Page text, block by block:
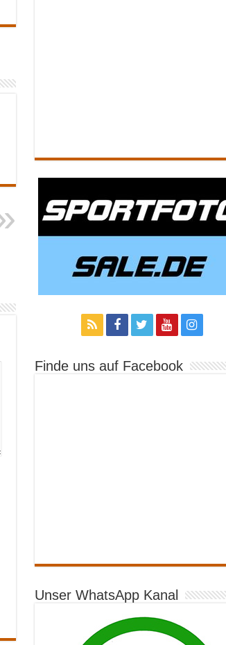
Finde uns auf Facebook
Unser WhatsApp Kanal